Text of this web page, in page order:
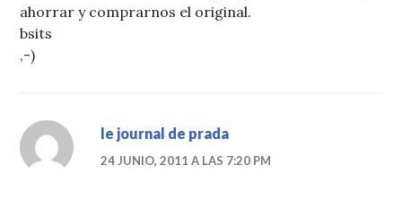
ahorrar y comprarnos el original.
bsits
,-)
le journal de prada
24 JUNIO, 2011 A LAS 7:20 PM